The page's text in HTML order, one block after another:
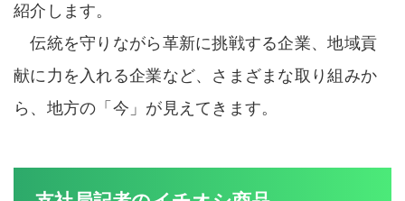
紹介します。
伝統を守りながら革新に挑戦する企業、地域貢
献に力を入れる企業など、さまざまな取り組みか
ら、地方の「今」が見えてきます。